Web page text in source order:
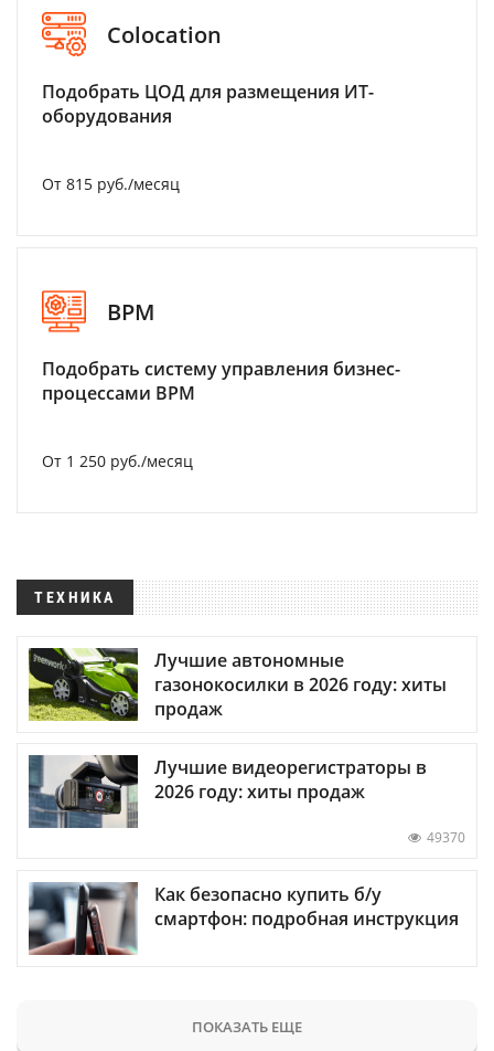
Colocation
Подобрать ЦОД для размещения ИТ-
оборудования
От 815 руб./месяц
BPM
Подобрать систему управления бизнес-
процессами BPM
От 1 250 руб./месяц
ТЕХНИКА
Лучшие автономные
газонокосилки в 2026 году: хиты
продаж
Лучшие видеорегистраторы в
2026 году: хиты продаж
49370
Как безопасно купить б/у
смартфон: подробная инструкция
ПОКАЗАТЬ ЕЩЕ